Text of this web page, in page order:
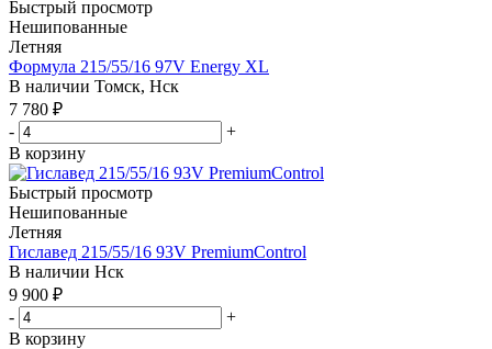
Быстрый просмотр
Нешипованные
Летняя
Формула 215/55/16 97V Energy XL
В наличии Томск, Нск
7 780 ₽
-
+
В корзину
Быстрый просмотр
Нешипованные
Летняя
Гиславед 215/55/16 93V PremiumControl
В наличии Нск
9 900 ₽
-
+
В корзину